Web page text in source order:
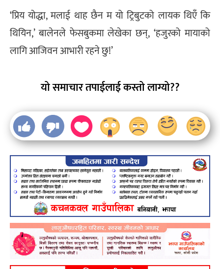
‘प्रिय योद्धा, मलाई थाह छैन म यो ट्रिबुटको लायक थिएँ कि
थियिन,’ बालेनले फेसबुकमा लेखेका छन्, ‘हजुरको मायाको
लागि आजिवन आभारी रहने छु!’
यो समाचार तपाईलाई कस्तो लाग्यो??